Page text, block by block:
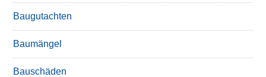
Baugutachten
Baumängel
Bauschäden